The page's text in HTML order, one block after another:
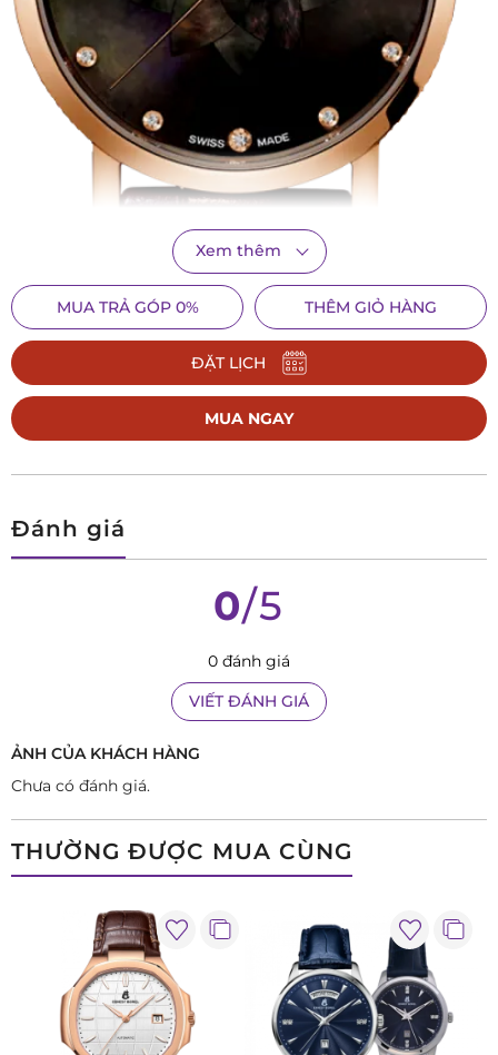
trọng vẻ bề ngoài mà còn rất coi trọng chất lượng. Các chất
và phù hợp với tiêu chuẩn đồng hồ Thụy Sỹ như mặt
thép không gỉ tiêu chuẩn 316L
cương quý lấp lánh và sang trọng khiến người đeo cảm thấy
giống như được đeo trên tay một món trang sức đá chứ
Xem thêm
MUA TRẢ GÓP 0% THÊM GIỎ HÀNG
ĐẶT LỊCH
MUA NGAY
Đánh giá
0/5
0 đánh giá
VIẾT ĐÁNH GIÁ
ẢNH CỦA KHÁCH HÀNG
Chưa có đánh giá.
THƯỜNG ĐƯỢC MUA CÙNG